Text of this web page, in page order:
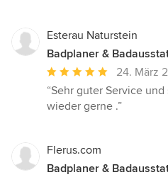
Esterau Naturstein
Badplaner &
Durchschnittliche
Bewertung:
5
Sternen
24. März
“Sehr guter Service
wieder gerne .”
Flerus.com
Badplaner &